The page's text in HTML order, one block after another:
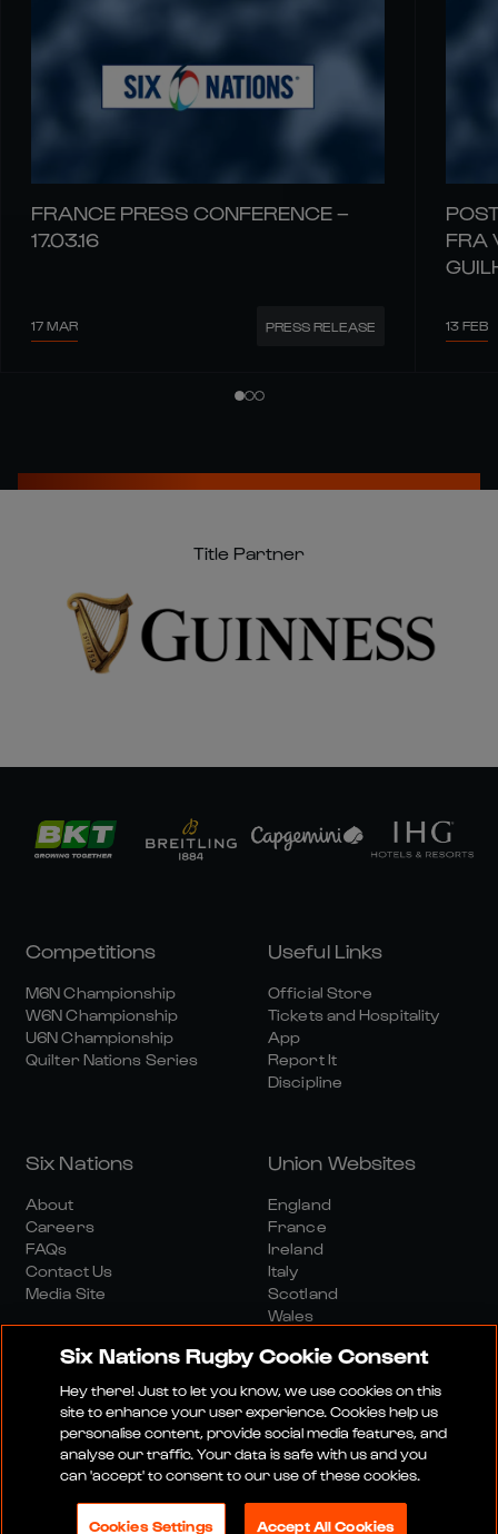
FRANCE PRESS CONFERENCE –
17.03.16
17 MAR PRESS RELEASE
FRA
13 FEB
Title Partner
Competitions
M6N Championship
W6N Championship
U6N Championship
Quilter Nations Series
Useful Links
Official Store
Tickets and Hospitality
App
Report It
Discipline
Six Nations
About
Careers
FAQs
Contact Us
Media Site
Union Websites
England
France
Ireland
Italy
Scotland
Wales
Media SiteTerms And ConditionsPrivacy Policy
Cookie PolicySocial And Digital Community Policy
Six Nations Rugby Cookie Consent
Hey there! Just to let you know, we use cookies on this
site to enhance your user experience. Cookies help us
personalise content, provide social media features, and
analyse our traffic. Your data is safe with us and you
can 'accept' to consent to our use of these cookies.
Cookies Settings Accept All Cookies